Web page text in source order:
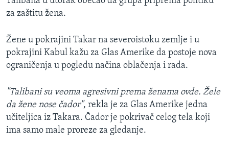
za zaštitu žena.
Žene u pokrajini Takar na severoistoku zemlje i u
pokrajini Kabul kažu za Glas Amerike da postoje nova
ograničenja u pogledu načina oblačenja i rada.
"Talibani su veoma agresivni prema ženama ovde. Žele
da žene nose čador", rekla je za Glas Amerike jedna
učiteljica iz Takara. Čador je pokrivač celog tela koji
ima samo male proreze za gledanje.